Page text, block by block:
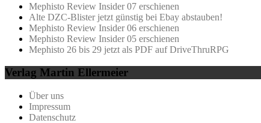
Mephisto Review Insider 07 erschienen
Alte DZC-Blister jetzt günstig bei Ebay abstauben!
Mephisto Review Insider 06 erschienen
Mephisto Review Insider 05 erschienen
Mephisto 26 bis 29 jetzt als PDF auf DriveThruRPG
Verlag Martin Ellermeier
Über uns
Impressum
Datenschutz